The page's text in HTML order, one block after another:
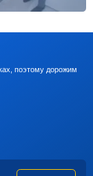
поэтому дорожим